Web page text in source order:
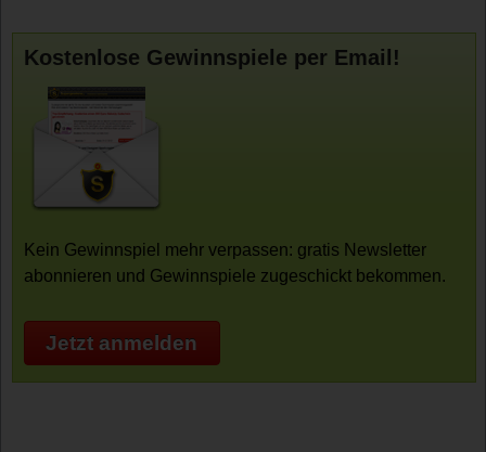
Kostenlose Gewinnspiele per Email!
Kein Gewinnspiel mehr verpassen: gratis Newsletter
abonnieren und Gewinnspiele zugeschickt bekommen.
Jetzt anmelden